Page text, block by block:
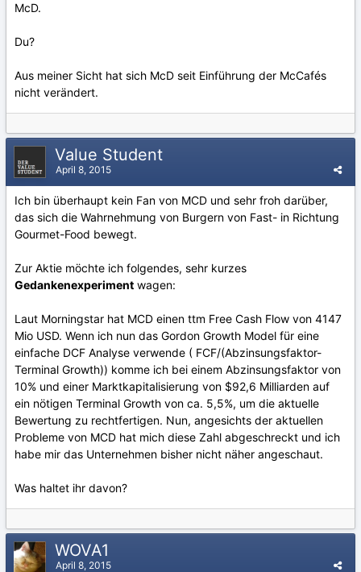
McD.
Du?
Aus meiner Sicht hat sich McD seit Einführung der McCafés
nicht verändert.
Value Student
April 8, 2015
Ich bin überhaupt kein Fan von MCD und sehr froh darüber,
das sich die Wahrnehmung von Burgern von Fast- in Richtung
Gourmet-Food bewegt.
Zur Aktie möchte ich folgendes, sehr kurzes
Gedankenexperiment wagen:
Laut Morningstar hat MCD einen ttm Free Cash Flow von 4147
Mio USD. Wenn ich nun das Gordon Growth Model für eine
einfache DCF Analyse verwende ( FCF/(Abzinsungsfaktor-
Terminal Growth)) komme ich bei einem Abzinsungsfaktor von
10% und einer Marktkapitalisierung von $92,6 Milliarden auf
ein nötigen Terminal Growth von ca. 5,5%, um die aktuelle
Bewertung zu rechtfertigen. Nun, angesichts der aktuellen
Probleme von MCD hat mich diese Zahl abgeschreckt und ich
habe mir das Unternehmen bisher nicht näher angeschaut.
Was haltet ihr davon?
WOVA1
April 8, 2015